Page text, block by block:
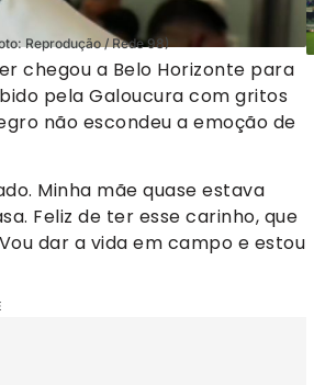
Reprodução / Rede 98)
chegou a Belo Horizonte para
pela Galoucura com gritos
não escondeu a emoção de
Minha mãe quase estava
Feliz de ter esse carinho, que
dar a vida em campo e estou